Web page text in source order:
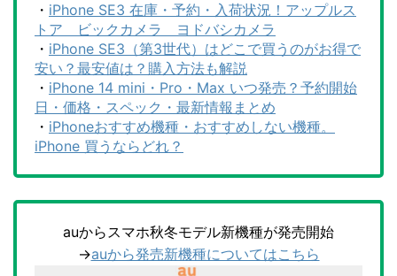
・ iPhone SE3 在庫・予約・入荷状況！アップルス
トア ビックカメラ ヨドバシカメラ
・ iPhone SE3（第3世代）はどこで買うのがお得で
安い？最安値は？購入方法も解説
・ iPhone 14 mini・Pro・Max いつ発売？予約開始
日・価格・スペック・最新情報まとめ
・ iPhoneおすすめ機種・おすすめしない機種。
iPhone 買うならどれ？
auからスマホ秋冬モデル新機種が発売開始
→auから発売新機種についてはこちら